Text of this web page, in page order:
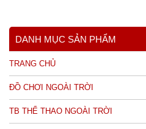
DANH MỤC SẢN PHẨM
TRANG CHỦ
ĐỒ CHƠI NGOÀI TRỜI
TB THỂ THAO NGOÀI TRỜI